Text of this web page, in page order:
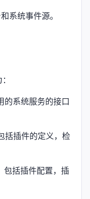
系统事件源。
系统服务的接口
括插件的定义，检
括插件配置，插